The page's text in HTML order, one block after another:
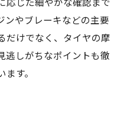
ンやブレーキなどの主要
だけでなく、タイヤの摩
逃しがちなポイントも徹
す。